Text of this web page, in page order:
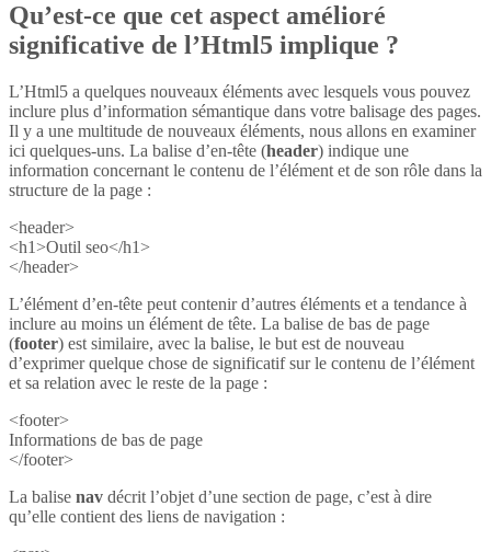
Qu’est-ce que cet aspect amélioré
significative de l’Html5 implique ?
L’Html5 a quelques nouveaux éléments avec lesquels vous pouvez
inclure plus d’information sémantique dans votre balisage des pages.
Il y a une multitude de nouveaux éléments, nous allons en examiner
ici quelques-uns. La balise d’en-tête (header) indique une
information concernant le contenu de l’élément et de son rôle dans la
structure de la page :
<header>
<h1>Outil seo</h1>
</header>
L’élément d’en-tête peut contenir d’autres éléments et a tendance à
inclure au moins un élément de tête. La balise de bas de page
(footer) est similaire, avec la balise, le but est de nouveau
d’exprimer quelque chose de significatif sur le contenu de l’élément
et sa relation avec le reste de la page :
<footer>
Informations de bas de page
</footer>
La balise nav décrit l’objet d’une section de page, c’est à dire
qu’elle contient des liens de navigation :